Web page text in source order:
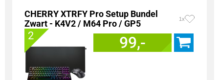
CHERRY XTRFY Pro Setup Bundel
Zwart - K4V2 / M64 Pro / GP5
1x
2 99,-